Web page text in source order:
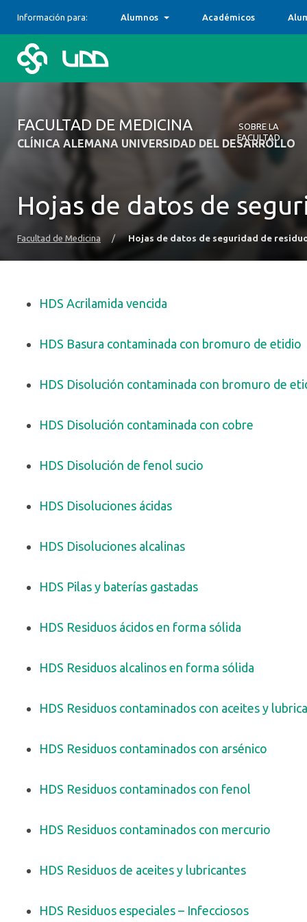
FACULTAD DE MEDICINA
CLÍNICA ALEMANA UNIVERSIDAD DEL DESARROLLO
Información para: Alumnos Académicos
SOBRE LA
FACULTAD
ser humano, su
con el
nuestra
Postgrados y
odontológicas,
complementan,
experiencia
Unidad de
Comité de
Hojas de datos de
Facultad de Medicina / Hojas de datos de seguridad de
HDS Acrilamida vencida
HDS Basura contaminada con bromuro de etidio
HDS Disolución contaminada con bromuro de
HDS Disolución contaminada con cobre
HDS Disolución de fenol sucio
HDS Disoluciones ácidas
HDS Disoluciones alcalinas
HDS Pilas y baterías gastadas
HDS Residuos ácidos en forma sólida
HDS Residuos alcalinos en forma sólida
HDS Residuos contaminados con aceites y
HDS Residuos contaminados con arsénico
HDS Residuos contaminados con fenol
HDS Residuos contaminados con mercurio
HDS Residuos de aceites y lubricantes
HDS Residuos especiales – Infecciosos